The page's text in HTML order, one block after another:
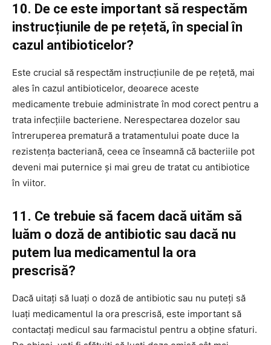
10. De ce este important să respectăm
instrucțiunile de pe rețetă, în special în
cazul antibioticelor?
Este crucial să respectăm instrucțiunile de pe rețetă, mai
ales în cazul antibioticelor, deoarece aceste
medicamente trebuie administrate în mod corect pentru a
trata infecțiile bacteriene. Nerespectarea dozelor sau
întreruperea prematură a tratamentului poate duce la
rezistența bacteriană, ceea ce înseamnă că bacteriile pot
deveni mai puternice și mai greu de tratat cu antibiotice
în viitor.
11. Ce trebuie să facem dacă uităm să
luăm o doză de antibiotic sau dacă nu
putem lua medicamentul la ora
prescrisă?
Dacă uitați să luați o doză de antibiotic sau nu puteți să
luați medicamentul la ora prescrisă, este important să
contactați medicul sau farmacistul pentru a obține sfaturi.